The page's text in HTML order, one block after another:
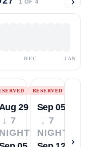
1 OF 4
DEC JAN
Aug 29
↓ 7
NIGHTS
RESERVED
Sep 05
↓ 7
NIGHTS
›